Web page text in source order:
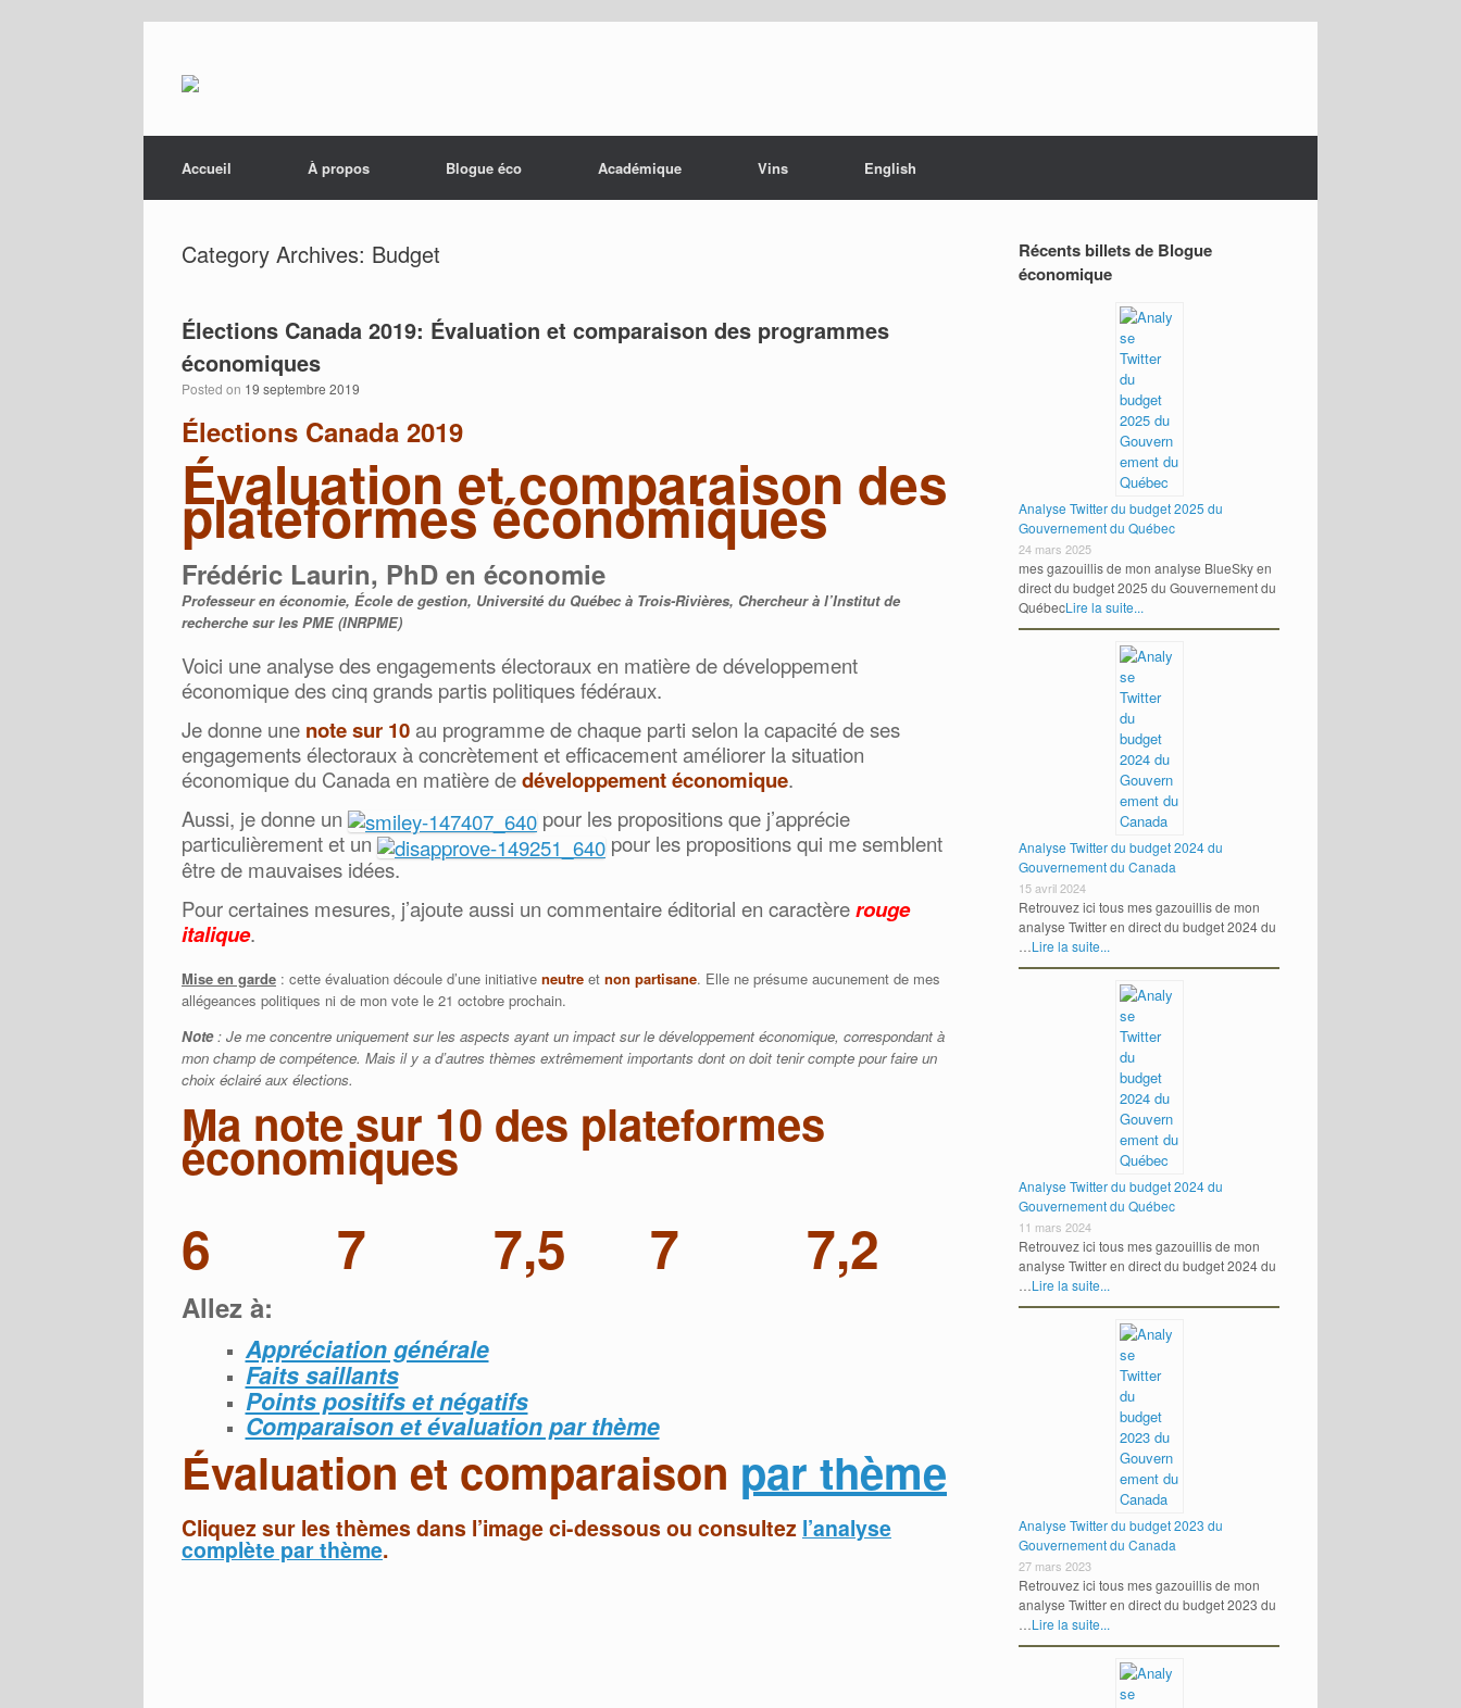
Accueil
À propos Blogue éco Académique Vins English
Category Archives: Budget
Élections Canada 2019: Évaluation et comparaison des programmes
économiques
Posted on 19 septembre 2019
Élections Canada 2019
Évaluation et comparaison des
plateformes économiques
Frédéric Laurin, PhD en économie
Professeur en économie, École de gestion, Université du Québec à Trois-Rivières, Chercheur à l’Institut de
recherche sur les PME (INRPME)
Voici une analyse des engagements électoraux en matière de développement
économique des cinq grands partis politiques fédéraux.
Je donne une note sur 10au programme de chaque parti selon la capacité de ses
engagements électoraux à concrètement et efficacement améliorer la situation
économique du Canada en matière dedéveloppement économique.
Aussi, je donne un
pour les propositions que j’apprécie
particulièrement et un
pour les propositions qui me semblent
être de mauvaises idées.
Pour certaines mesures, j’ajoute aussi un commentaire éditorial en caractèrerouge
italique.
Mise en garde : cette évaluation découle d’une initiative neutre et non partisane. Elle ne présume aucunement de mes
allégeances politiques ni de mon vote le 21 octobre prochain.
Note: Je me concentre uniquement sur les aspects ayant un impact sur le développement économique, correspondant à
mon champ de compétence. Mais il y a d’autres thèmes extrêmement importants dont on doit tenir compte pour faire un
choix éclairé aux élections.
Ma note sur 10 des plateformes
économiques
6 7 7,5 7 7,2
Allez à:
Appréciation générale
Faits saillants
Points positifs et négatifs
Comparaison et évaluation par thème
Évaluation et comparaison par thème
Cliquez sur les thèmes dans l’image ci-dessous ou consultez l’analyse
complète par thème.
Récents billets de Blogue
économique
Analyse Twitter du budget 2025 du
Gouvernement du Québec
24 mars 2025
mes gazouillis de mon analyse BlueSky en
direct du budget 2025 du Gouvernement du
QuébecLire la suite...
Analyse Twitter du budget 2024 du
Gouvernement du Canada
15 avril 2024
Retrouvez ici tous mes gazouillis de mon
analyse Twitter en direct du budget 2024 du
…Lire la suite...
Analyse Twitter du budget 2024 du
Gouvernement du Québec
11 mars 2024
Retrouvez ici tous mes gazouillis de mon
analyse Twitter en direct du budget 2024 du
…Lire la suite...
Analyse Twitter du budget 2023 du
Gouvernement du Canada
27 mars 2023
Retrouvez ici tous mes gazouillis de mon
analyse Twitter en direct du budget 2023 du
…Lire la suite...